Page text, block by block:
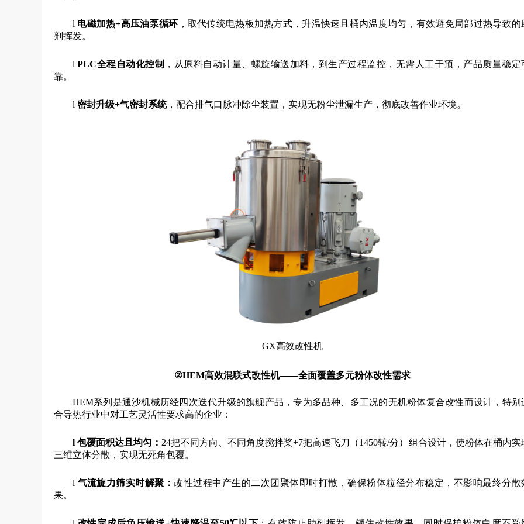
l 电磁加热+高压油泵循环 ，取代传统电热板加热方式，升温快速且桶内温度均匀，有效避免局部过热导致的
剂挥发。
lPLC全程自动化控制 ，从原料自动计量、螺旋输送加料，到生产过程监控，无需人工干预，产品质量稳定
靠。
l 密封升级+气密封系统，配合排气口脉冲除尘装置，实现无粉尘泄漏生产，彻底改善作业环境。
GX高效改性机
②HEM高效混联式改性机——全面覆盖多元粉体改性需求
HEM系列是通沙机械历经四次迭代升级的旗舰产品，专为多品种、多工况的无机粉体复合改性而设计，特别
合导热行业中对工艺灵活性要求高的企业：
l包覆面积达且均匀： 24把不同方向、不同角度搅拌桨+7把高速飞刀（1450转/分）组合设计，使粉体在桶内实
三维立体分散，实现无死角包覆。
l 气流旋力筛实时解聚 ：改性过程中产生的二次团聚体即时打散，确保粉体粒径分布稳定，不影响最终分散
果。